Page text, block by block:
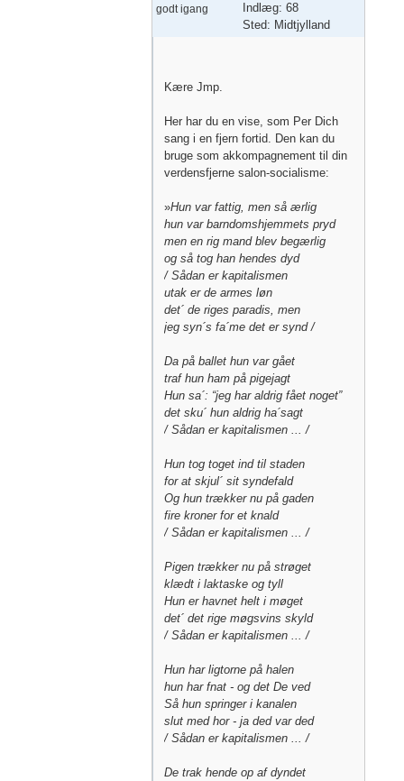
godt igang
Indlæg: 68
Sted: Midtjylland
Kære Jmp.
Her har du en vise, som Per Dich
sang i en fjern fortid. Den kan du
bruge som akkompagnement til din
verdensfjerne salon-socialisme:
»Hun var fattig, men så ærlig
hun var barndomshjemmets pryd
men en rig mand blev begærlig
og så tog han hendes dyd
/ Sådan er kapitalismen
utak er de armes løn
det´ de riges paradis, men
jeg syn´s fa´me det er synd /
Da på ballet hun var gået
traf hun ham på pigejagt
Hun sa´: “jeg har aldrig fået noget”
det sku´ hun aldrig ha´sagt
/ Sådan er kapitalismen ... /
Hun tog toget ind til staden
for at skjul´ sit syndefald
Og hun trækker nu på gaden
fire kroner for et knald
/ Sådan er kapitalismen ... /
Pigen trækker nu på strøget
klædt i laktaske og tyll
Hun er havnet helt i møget
det´ det rige møgsvins skyld
/ Sådan er kapitalismen ... /
Hun har ligtorne på halen
hun har fnat - og det De ved
Så hun springer i kanalen
slut med hor - ja ded var ded
/ Sådan er kapitalismen ... /
De trak hende op af dyndet